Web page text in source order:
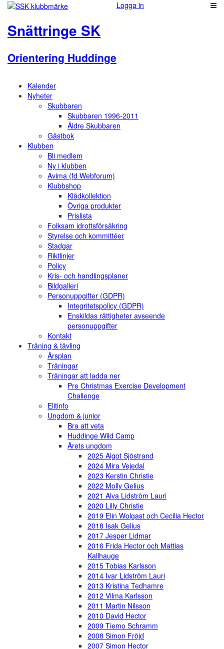
Logga in
Snättringe SK
Orientering Huddinge
Kalender
Nyheter
Skubbaren
Skubbaren 1996-2011
Äldre Skubbaren
Gästbok
Klubben
Bli medlem
Ny i klubben
Avima (fd Webforum)
Klubbshop
Klädkollektion
Övriga produkter
Prislista
Folksam idrottsförsäkring
Styrelse och kommittéer
Stadgar
Riktlinjer
Policy
Kris- och handlingsplaner
Bildgalleri
Personuppgifter (GDPR)
Integritetspolicy (GDPR)
Enskildas rättigheter avseende
personuppgifter
Kontakt
Träning & tävling
Årsplan
Träningar
Träningar att ladda ner
Pre Christmas Exercise Development
Challenge
Elitinfo
Ungdom & junior
Bra att veta
Huddinge Wild Camp
Årets ungdom
2025 Algot Sjöstrand
2024 Mira Vejedal
2023 Kerstin Christie
2022 Molly Gelius
2021 Alva Lidström Lauri
2020 Lilly Christie
2019 Elin Wolgast och Cecilia Hector
2018 Isak Gelius
2017 Jesper Lidmar
2016 Frida Hector och Mattias
Kallhauge
2015 Tobias Karlsson
2014 Ivar Lidström Lauri
2013 Kristina Tedhamre
2012 Vilma Karlsson
2011 Martin Nilsson
2010 David Hector
2009 Tiemo Schramm
2008 Simon Fröjd
2007 Simon Hector